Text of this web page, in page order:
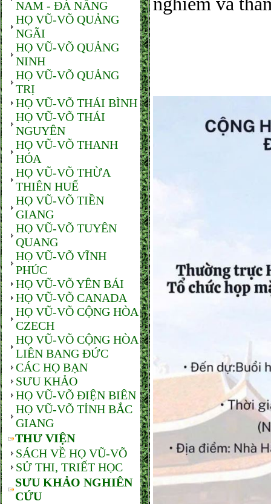
NAM - ĐÀ NẴNG
HỌ VŨ-VÕ QUẢNG
NGÃI
HỌ VŨ-VÕ QUẢNG
NINH
HỌ VŨ-VÕ QUẢNG
TRỊ
HỌ VŨ-VÕ THÁI BÌNH
HỌ VŨ-VÕ THÁI
NGUYÊN
HỌ VŨ-VÕ THANH
HÓA
HỌ VŨ-VÕ THỪA
THIÊN HUẾ
HỌ VŨ-VÕ TIỀN
GIANG
HỌ VŨ-VÕ TUYÊN
QUANG
HỌ VŨ-VÕ VĨNH
PHÚC
HỌ VŨ-VÕ YÊN BÁI
HỌ VŨ-VÕ CANADA
HỌ VŨ-VÕ CỘNG HÒA
CZECH
HỌ VŨ-VÕ CỘNG HÒA
LIÊN BANG ĐỨC
CÁC HỌ BẠN
SƯU KHẢO
HỌ VŨ-VÕ ĐIỆN BIÊN
HỌ VŨ-VÕ TỈNH BẮC
GIANG
THƯ VIỆN
SÁCH VỀ HỌ VŨ-VÕ
SỬ THI, TRIẾT HỌC
SƯU KHẢO NGHIÊN
CỨU